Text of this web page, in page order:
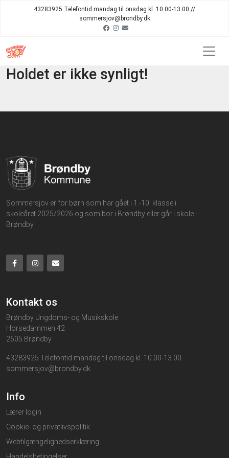
43283925 Telefontid mandag til onsdag kl. 10.00-13.00 //
sommersjov@brondby.dk
Holdet er ikke synligt!
Sommersjov er for børn som har gået i 1.-10. klasse i
skoleåret 2025/2026 og som bor i Brøndby eller går i skole i
Brøndby
Kontakt os
Brøndby Ungdoms- og Musikskole
Horsedammen 42
2605 Brøndby
43283925 Telefontid mandag til onsdag kl. 10.00-13.00
sommersjov@brondby.dk
Info
Lærer login
Cookie- og privatlivspolitik
Webtilgængelighedserklæring